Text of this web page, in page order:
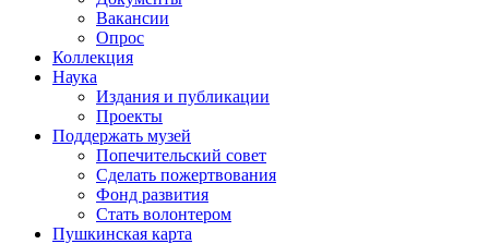
Вакансии
Опрос
Коллекция
Наука
Издания и публикации
Проекты
Поддержать музей
Попечительский совет
Сделать пожертвования
Фонд развития
Стать волонтером
Пушкинская карта